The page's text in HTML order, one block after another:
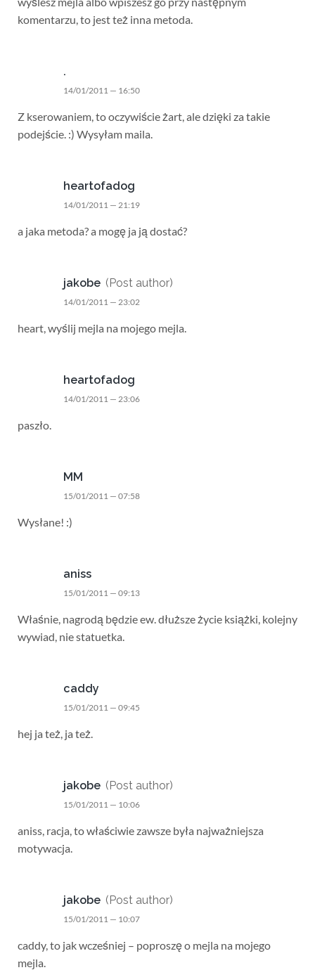
komentarzu, to jest też inna metoda.
.
14/01/2011 — 16:50
Z kserowaniem, to oczywiście żart, ale dzięki za takie
podejście. :) Wysyłam maila.
heartofadog
14/01/2011 — 21:19
a jaka metoda? a mogę ja ją dostać?
jakobe (Post author)
14/01/2011 — 23:02
heart, wyślij mejla na mojego mejla.
heartofadog
14/01/2011 — 23:06
paszło.
MM
15/01/2011 — 07:58
Wysłane! :)
aniss
15/01/2011 — 09:13
Właśnie, nagrodą będzie ew. dłuższe życie książki, kolejny
wywiad, nie statuetka.
caddy
15/01/2011 — 09:45
hej ja też, ja też.
jakobe (Post author)
15/01/2011 — 10:06
aniss, racja, to właściwie zawsze była najważniejsza
motywacja.
jakobe (Post author)
15/01/2011 — 10:07
caddy, to jak wcześniej – poproszę o mejla na mojego
mejla.